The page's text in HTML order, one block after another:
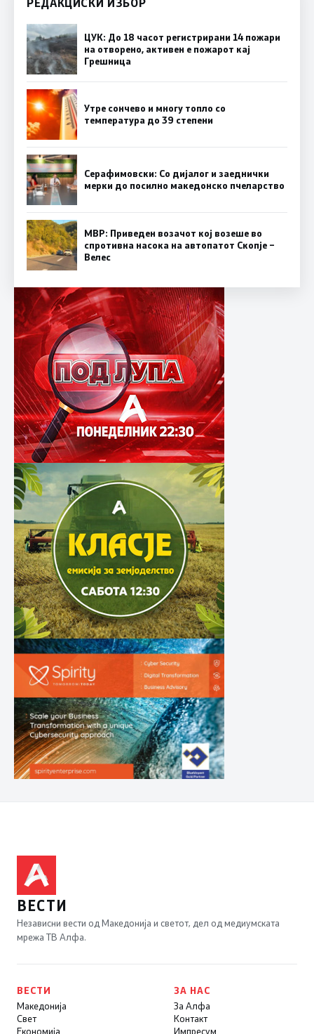
ЦУК: До 18 часот регистрирани 14 пожари
на отворено, активен е пожарот кај
Грешница
Утре сончево и многу топло со
температура до 39 степени
Серафимовски: Со дијалог и заеднички
мерки до посилно македонско пчеларство
МВР: Приведен возачот кој возеше во
спротивна насока на автопатот Скопје –
Велес
ВЕСТИ
Независни вести од Македонија и светот, дел од медиумската
мрежа ТВ Алфа.
ВЕСТИ
Македонија
Свет
Економија
ЗА НАС
За Алфа
Контакт
Импресум